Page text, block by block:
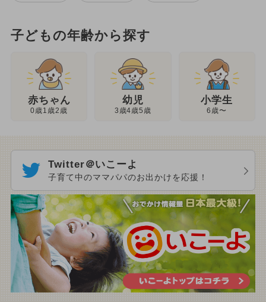
子どもの年齢から探す
赤ちゃん
0歳1歳2歳
幼児
3歳4歳5歳
小学生
6歳〜
Twitter＠いこーよ
子育て中のママパパのお出かけを応援！